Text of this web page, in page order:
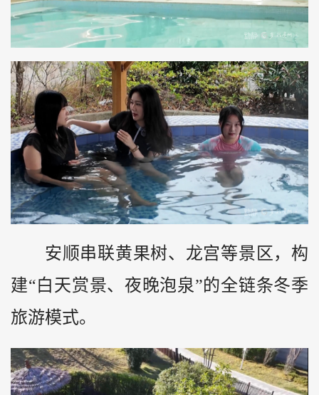
安顺串联黄果树、龙宫等景区，构
建“白天赏景、夜晚泡泉”的全链条冬季
旅游模式。